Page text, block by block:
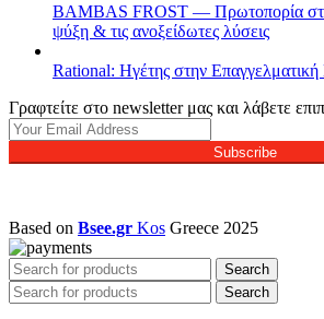
BAMBAS FROST — Πρωτοπορία
ψύξη & τις ανοξείδωτες λύσεις
Rational: Ηγέτης στην Επαγγελματική
Γραφτείτε στο newsletter μας και λάβετε
Subscribe
Based on Bsee.gr Kos Greece 2025
Search
Search